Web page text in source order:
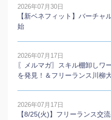
2026年07月30日
【新ベネフィット】バーチャ
始
2026年07月17日
〖メルマガ〗スキル棚卸しワ
を発見！＆フリーランス川柳
2026年07月17日
【8/25(火)】フリーランス交